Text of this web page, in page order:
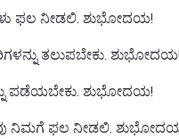
ಫಲ ನೀಡಲಿ. ಶುಭೋದಯ!
ತಲುಪಬೇಕು. ಶುಭೋದಯ!
ಪಡೆಯಬೇಕು. ಶುಭೋದಯ!
ನಿಮಗೆ ಫಲ ನೀಡಲಿ.